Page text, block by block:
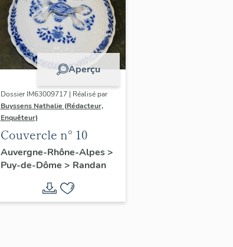
Aperçu
Dossier IM63009717 | Réalisé par
Buyssens Nathalie (Rédacteur,
Enquêteur)
Couvercle n° 10
Auvergne-Rhône-Alpes>
Puy-de-Dôme > Randan